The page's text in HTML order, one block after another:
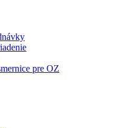
pre OZ